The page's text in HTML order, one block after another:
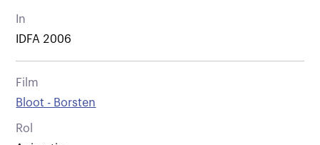
In
IDFA 2006
Film
Bloot - Borsten
Rol